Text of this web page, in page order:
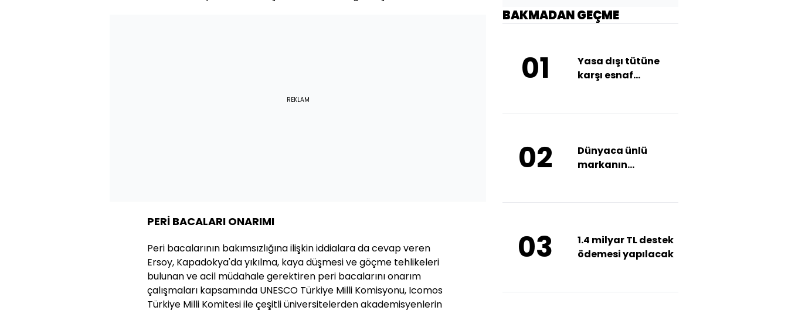
REKLAM
PERİ BACALARI ONARIMI
Peri bacalarının bakımsızlığına ilişkin iddialara da cevap veren
Ersoy, Kapadokya'da yıkılma, kaya düşmesi ve göçme tehlikeleri
bulunan ve acil müdahale gerektiren peri bacalarını onarım
çalışmaları kapsamında UNESCO Türkiye Milli Komisyonu, Icomos
Türkiye Milli Komitesi ile çeşitli üniversitelerden akademisyenlerin
BAKMADAN GEÇME
01
Yasa dışı tütüne
karşı esnaf
02
Dünyaca ünlü
markanın
çağrıldı
03
1.4 milyar TL destek
ödemesi yapılacak